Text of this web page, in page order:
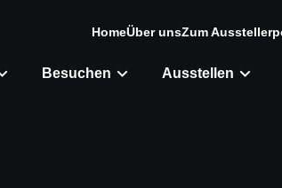
Besuchen Ausstellen
HomeÜber unsZum